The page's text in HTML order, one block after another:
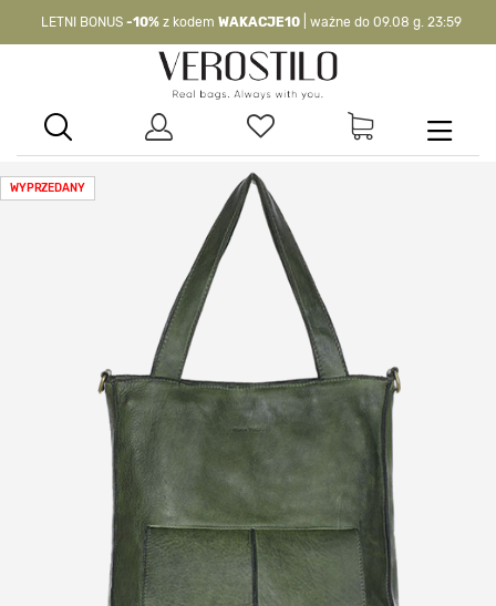
LETNI BONUS -10% z kodem WAKACJE10 | ważne do 09.08 g. 23:59
WAKACJE10| nie dotyczy produktów z flagą OKAZJA >
WYPRZEDANY